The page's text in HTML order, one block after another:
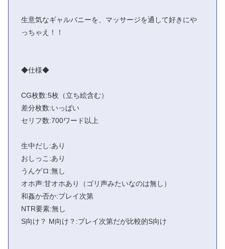
生意気なギャルバニーを、マッサージを通して好きにや
っちゃえ！！
◆仕様◆
CG枚数:5枚（立ち絵含む）
差分枚数:いっぱい
セリフ数:700ワード以上
生中だし:あり
おしっこ:あり
うんゲロ:無し
オホ声:甘オホあり（ゴリ声みたいなのは無し）
和姦か否か:プレイ次第
NTR要素:無し
S向け？ M向け？:プレイ次第だが比較的S向け